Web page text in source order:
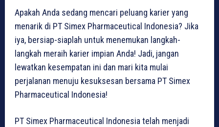
Apakah Anda sedang mencari peluang karier yang
menarik di PT Simex Pharmaceutical Indonesia? Jika
iya, bersiap-siaplah untuk menemukan langkah-
langkah meraih karier impian Anda! Jadi, jangan
lewatkan kesempatan ini dan mari kita mulai
perjalanan menuju kesuksesan bersama PT Simex
Pharmaceutical Indonesia!
PT Simex Pharmaceutical Indonesia telah menjadi